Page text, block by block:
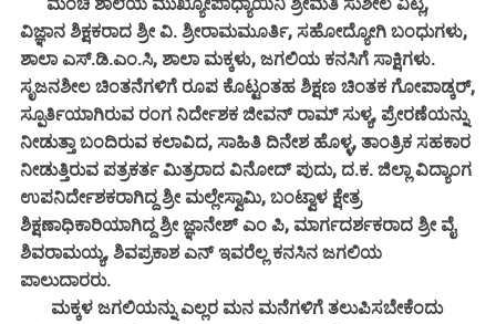
ವಿಜ್ಞಾನ ಶಿಕ್ಷಕರಾದ ಶ್ರೀ ವಿ. ಶ್ರೀರಾಮಮೂರ್ತಿ, ಸಹೋದ್ಯೋಗಿ ಬಂಧುಗಳು,
ಶಾಲಾ ಎಸ್.ಡಿ.ಎಂ.ಸಿ, ಶಾಲಾ ಮಕ್ಕಳು, ಜಗಲಿಯ ಕನಸಿಗೆ ಸಾಕ್ಷಿಗಳು.
ಸೃಜನಶೀಲ ಚಿಂತನೆಗಳಿಗೆ ರೂಪ ಕೊಟ್ಟಂತಹ ಶಿಕ್ಷಣ ಚಿಂತಕ ಗೋಪಾಡ್ಕರ್,
ಸ್ಪೂರ್ತಿಯಾಗಿರುವ ರಂಗ ನಿರ್ದೇಶಕ ಜೀವನ್ ರಾಮ್ ಸುಳ್ಯ, ಪ್ರೇರಣೆಯನ್ನು
ನೀಡುತ್ತಾ ಬಂದಿರುವ ಕಲಾವಿದ, ಸಾಹಿತಿ ದಿನೇಶ ಹೊಳ್ಳ, ತಾಂತ್ರಿಕ ಸಹಕಾರ
ನೀಡುತ್ತಿರುವ ಪತ್ರಕರ್ತ ಮಿತ್ರರಾದ ವಿನೋದ್ ಪುದು, ದ.ಕ. ಜಿಲ್ಲಾ ವಿದ್ಯಾಂಗ
ಉಪನಿರ್ದೇಶಕರಾಗಿದ್ದ ಶ್ರೀ ಮಲ್ಲೇಸ್ವಾಮಿ, ಬಂಟ್ವಾಳ ಕ್ಷೇತ್ರ
ಶಿಕ್ಷಣಾಧಿಕಾರಿಯಾಗಿದ್ದ ಶ್ರೀ ಜ್ಞಾನೇಶ್ ಎಂ ಪಿ, ಮಾರ್ಗದರ್ಶಕರಾದ ಶ್ರೀ ವೈ
ಶಿವರಾಮಯ್ಯ, ಶಿವಪ್ರಕಾಶ ಎನ್ ಇವರೆಲ್ಲ ಕನಸಿನ ಜಗಲಿಯ
ಪಾಲುದಾರರು.
ಮಕ್ಕಳ ಜಗಲಿಯನ್ನು ಎಲ್ಲರ ಮನ ಮನೆಗಳಿಗೆ ತಲುಪಿಸಬೇಕೆಂದು